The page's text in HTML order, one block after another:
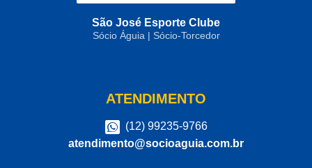
São José Esporte Clube
Sócio Águia | Sócio-Torcedor
ATENDIMENTO
(12) 99235-9766
atendimento@socioaguia.com.br